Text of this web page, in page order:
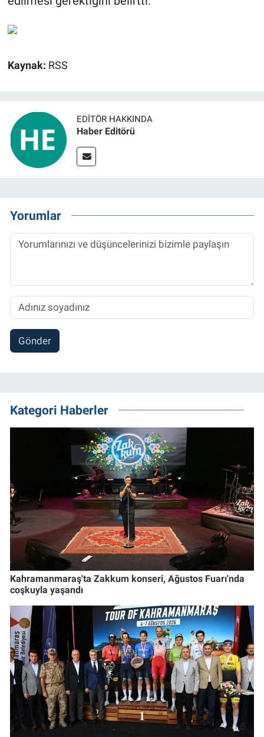
Kaynak: RSS
EDITÖR HAKKINDA
Haber Editörü
Yorumlar
Gönder
Kategori Haberler
Kahramanmaraş'ta Zakkum konseri, Ağustos Fuarı'nda
coşkuyla yaşandı